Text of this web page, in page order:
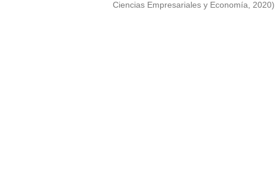
Ciencias Empresariales y Economía, 2020)